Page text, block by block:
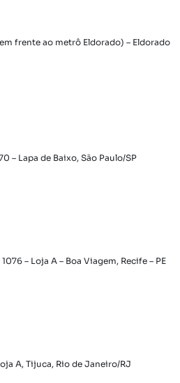
frente ao metrô Eldorado) – Eldorado
– Lapa de Baixo, São Paulo/SP
– Loja A – Boa Viagem, Recife – PE
A, Tijuca, Rio de Janeiro/RJ